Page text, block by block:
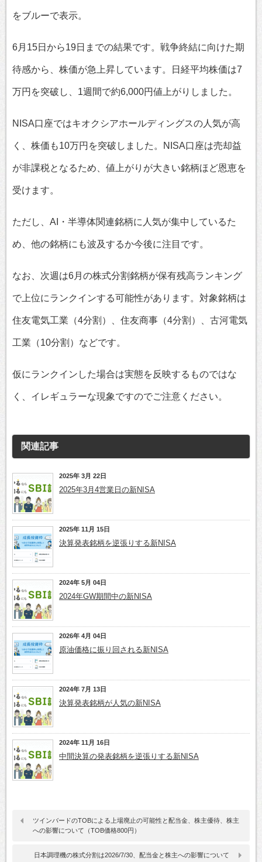
をブルーで表示。
6月15日から19日までの結果です。戦争終結に向けた期
待感から、株価が急上昇しています。日経平均株価は7
万円を突破し、1週間で約6,000円値上がりしました。
NISA口座ではキオクシアホールディングスの人気が高
く、株価も10万円を突破しました。NISA口座は売却益
が非課税となるため、値上がりが大きい銘柄ほど恩恵を
受けます。
ただし、AI・半導体関連銘柄に人気が集中しているた
め、他の銘柄にも波及するか今後に注目です。
なお、次週は6月の株式分割銘柄が保有残高ランキング
で上位にランクインする可能性があります。対象銘柄は
住友電気工業（4分割）、住友商事（4分割）、古河電気
工業（10分割）などです。
仮にランクインした場合は実態を反映するものではな
く、イレギュラーな現象ですのでご注意ください。
関連記事
2025年 3月 22日
2025年3月4営業日の新NISA
2025年 11月 15日
決算発表銘柄を逆張りする新NISA
2024年 5月 04日
2024年GW期間中の新NISA
2026年 4月 04日
原油価格に振り回される新NISA
2024年 7月 13日
決算発表銘柄が人気の新NISA
2024年 11月 16日
中間決算の発表銘柄を逆張りする新NISA
ツインバードのTOBによる上場廃止の可能性と配当金、株主優待、株主
への影響について（TOB価格800円）
日本調理機の株式分割は2026/7/30、配当金と株主への影響について